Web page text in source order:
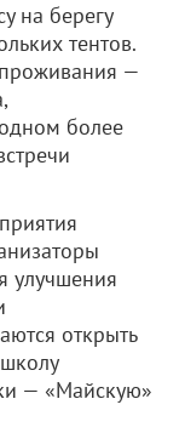
на берегу
тентов.
—
более
улучшения
открыть
— «Майскую»